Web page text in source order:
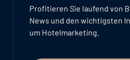
Profitieren Sie laufend von
News und den wichtigsten
um Hotelmarketing.